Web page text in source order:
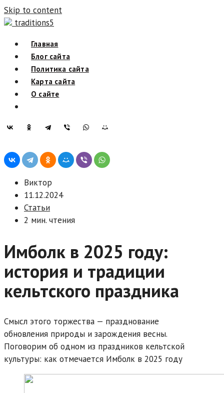
Skip to content
traditions5
Главная
Блог сайта
Политика сайта
Карта сайта
О сайте
Виктор
11.12.2024
Статьи
2 мин. чтения
Имболк в 2025 году:
история и традиции
кельтского праздника
Смысл этого торжества — празднование
обновления природы и зарождения весны.
Поговорим об одном из праздников кельтской
культуры: как отмечается Имболк в 2025 году